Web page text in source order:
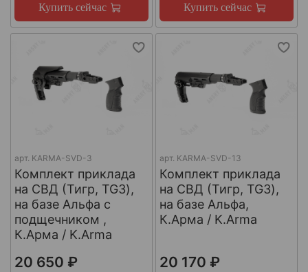
Купить сейчас Купить сейчас
арт. KARMA-SVD-3
Комплект приклада
на СВД (Тигр, TG3),
на базе Альфа с
подщечником ,
К.Арма / K.Arma
20 650 ₽
арт. KARMA-SVD-13
Комплект приклада
на СВД (Тигр, TG3),
на базе Альфа,
К.Арма / K.Arma
20 170 ₽